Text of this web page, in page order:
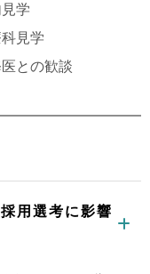
学
見学
との歓談
用選考に影響